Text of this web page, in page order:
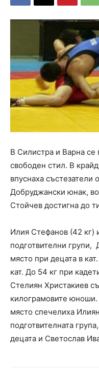
В Силистра и Варна се
свободен стил. В
впуснаха състезатели
Добруджански юнак,
Стойчев достигна до
Илия Стефанов (42 кг)
подготвителни групи,
място при децата в
кат. До 54 кг при
Стелиян Христакиев
килограмовите
място спечелиха
подготвителната
децата и Светослав